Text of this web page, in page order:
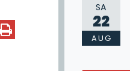
SA
22
AUG